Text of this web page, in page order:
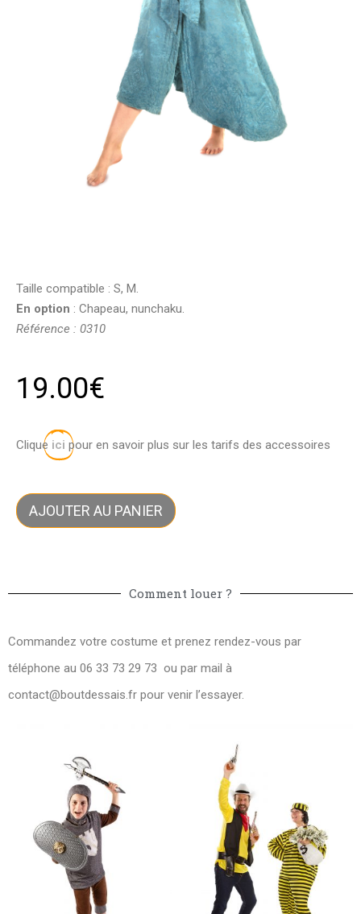
Taille compatible : S, M.
En option : Chapeau, nunchaku.
Référence : 0310
19.00€
Clique ici pour en savoir plus sur les tarifs des accessoires
AJOUTER AU PANIER
Comment louer ?
Commandez votre costume et prenez rendez-vous par
téléphone au 06 33 73 29 73 ou par mail à
contact@boutdessais.fr pour venir l’essayer.